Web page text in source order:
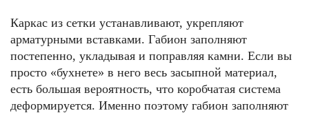
Каркас из сетки устанавливают, укрепляют
арматурными вставками. Габион заполняют
постепенно, укладывая и поправляя камни. Если вы
просто «бухнете» в него весь засыпной материал,
есть большая вероятность, что коробчатая система
деформируется. Именно поэтому габион заполняют